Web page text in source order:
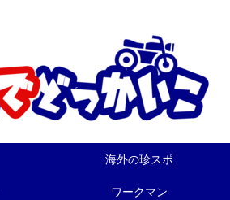
海外の珍スポ
ワークマン